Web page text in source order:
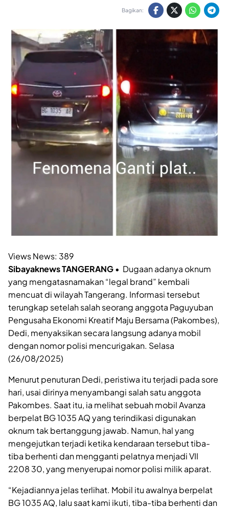
Bagikan:
Views News: 389
Sibayaknews TANGERANG• Dugaan adanya oknum
yang mengatasnamakan “legal brand” kembali
mencuat di wilayah Tangerang. Informasi tersebut
terungkap setelah salah seorang anggota Paguyuban
Pengusaha Ekonomi Kreatif Maju Bersama (Pakombes),
Dedi, menyaksikan secara langsung adanya mobil
dengan nomor polisi mencurigakan. Selasa
(26/08/2025)
Menurut penuturan Dedi, peristiwa itu terjadi pada sore
hari, usai dirinya menyambangi salah satu anggota
Pakombes. Saat itu, ia melihat sebuah mobil Avanza
berpelat BG 1035 AQ yang terindikasi digunakan
oknum tak bertanggung jawab. Namun, hal yang
mengejutkan terjadi ketika kendaraan tersebut tiba-
tiba berhenti dan mengganti pelatnya menjadi VII
2208 30, yang menyerupai nomor polisi milik aparat.
“Kejadiannya jelas terlihat. Mobil itu awalnya berpelat
BG 1035 AQ, lalu saat kami ikuti, tiba-tiba berhenti dan